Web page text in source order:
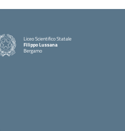
Liceo Scientifico Statale
Filippo Lussana
Bergamo
— Visita la pagina iniziale della scuola